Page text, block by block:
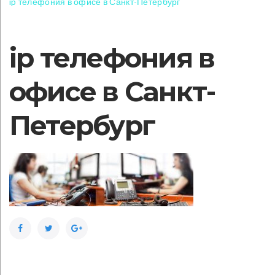
ip телефония в
офисе в Санкт-
Петербург
Facebook Twitter